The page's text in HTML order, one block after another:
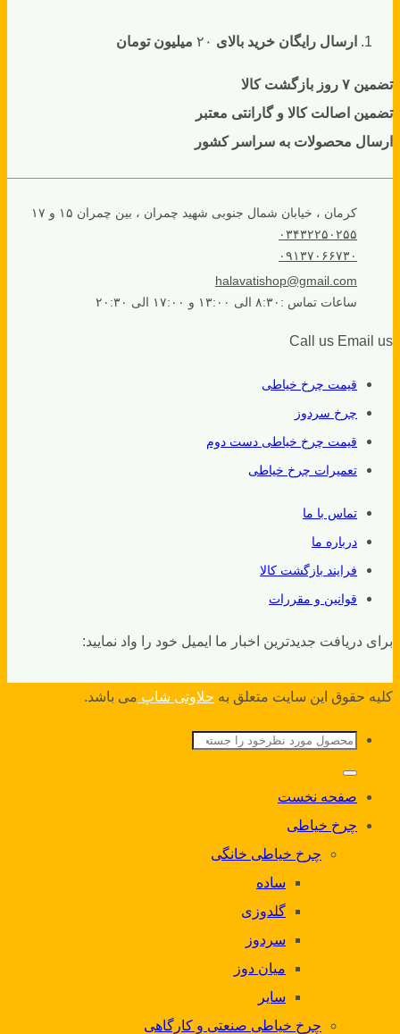
ارسال رایگان خرید بالای میلیون تومان
تضمین ۷ روز بازگشت کالا
تضمین اصالت کالا و گارانتی معتبر
ارسال محصولات به سراسر کشور
کرمان ، خیابان شمال جنوبی شهید چمران ، بین چمران ۱۵ و ۱۷
۰۳۴۳۲۲۵۰۲۵۵
۰۹۱۳۷۰۶۶۷۳۰
halavatishop@gmail.com
ساعات تماس :۸:۳۰ الی ۱۳:۰۰ و ۱۷:۰۰ الی ۲۰:۳۰
Call us Email us
قیمت چرخ خیاطی
چرخ سردوز
قیمت چرخ خیاطی دست دوم
تعمیرات چرخ خیاطی
تماس با ما
درباره ما
فرایند بازگشت کالا
قوانین و مقررات
برای دریافت جدیدترین اخبار ما ایمیل خود را واد نمایید:
کلیه حقوق این سایت متعلق به حلاوتی شاپ می باشد.
جستجو
برای:
صفحه نخست
چرخ خیاطی
چرخ خیاطی خانگی
ساده
گلدوزی
سردوز
میان دوز
سایر
چرخ خیاطی صنعتی و کارگاهی